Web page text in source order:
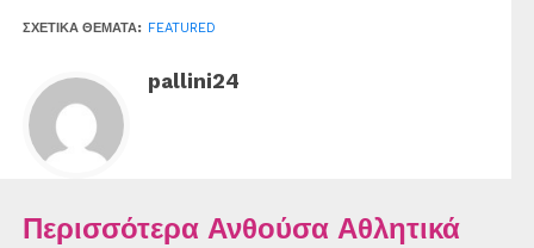
ΣΧΕΤΙΚΆ ΘΈΜΑΤΑ: FEATURED
pallini24
Περισσότερα Ανθούσα Αθλητικά